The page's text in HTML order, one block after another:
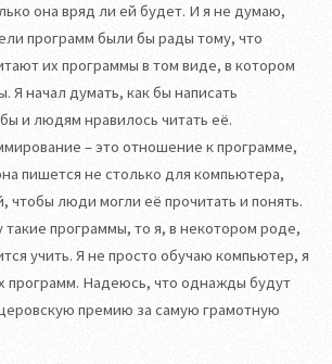
она вряд ли ей будет. И я не думаю,
программ были бы рады тому, что
их программы в том виде, в котором
Я начал думать, как бы написать
и людям нравилось читать её.
– это отношение к программе,
пишется не столько для компьютера,
чтобы люди могли её прочитать и понять.
такие программы, то я, в некотором роде,
учить. Я не просто обучаю компьютер, я
программ. Надеюсь, что однажды будут
премию за самую грамотную